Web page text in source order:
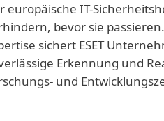
europäische IT-
bevor sie
sichert ESET
Erkennung und
und